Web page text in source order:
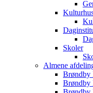
Skoler
Almene
Brøndby
Brøndby